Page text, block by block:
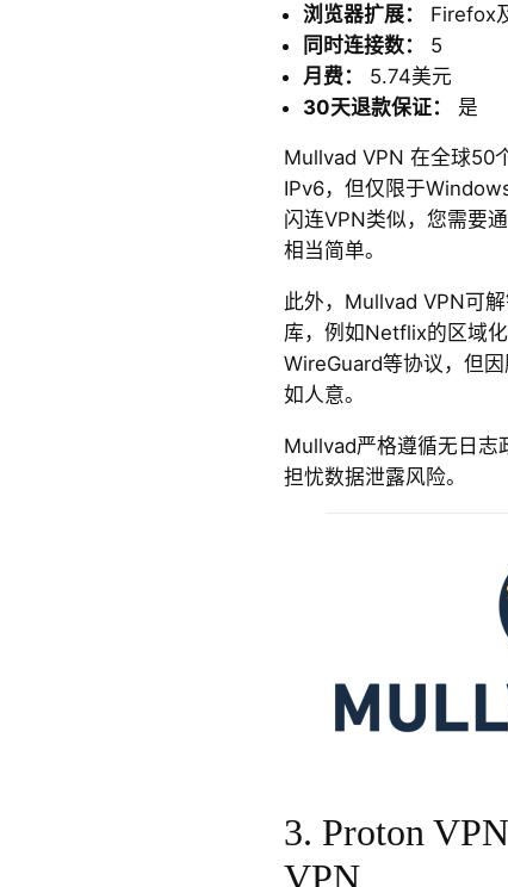
浏览器扩展：
Firefox
同时连接数：
5
月费：
5.74美元
30天退款保证：
是
Mullvad VPN 在全球50
IPv6，但仅限于
闪连VPN类似，您需要
相当简单。
此外，Mullvad VPN可
库，例如Netflix的区域
WireGuard等协议，但
如人意。
Mullvad严格遵循无日志
担忧数据泄露风险。
3. Proton
VPN